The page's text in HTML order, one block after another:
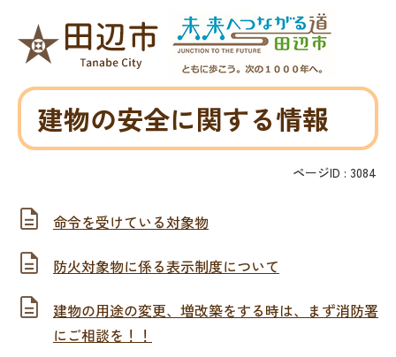
建物の安全に関する情報
ページID : 3084
命令を受けている対象物
防火対象物に係る表示制度について
建物の用途の変更、増改築をする時は、まず消防署
にご相談を！！